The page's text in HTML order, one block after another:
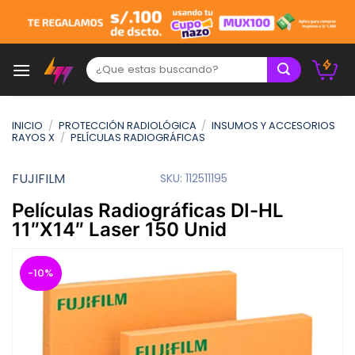
content
Buscar:
INICIO / PROTECCIÓN RADIOLÓGICA / INSUMOS Y ACCESORIOS
RAYOS X / PELÍCULAS RADIOGRÁFICAS
FUJIFILM SKU: 112511195
Películas Radiográficas DI-HL
11″X14″ Laser 150 Unid
-10%